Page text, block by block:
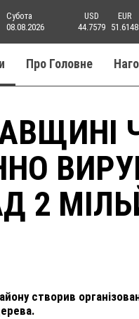
Субота
08.08.2026
USD
44.7579
EUR
51.6148
Про Головне
2
створив